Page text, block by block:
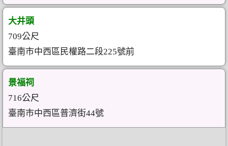
大井頭
709公尺
臺南市中西區民權路二段225號前
景福祠
716公尺
臺南市中西區普濟街44號